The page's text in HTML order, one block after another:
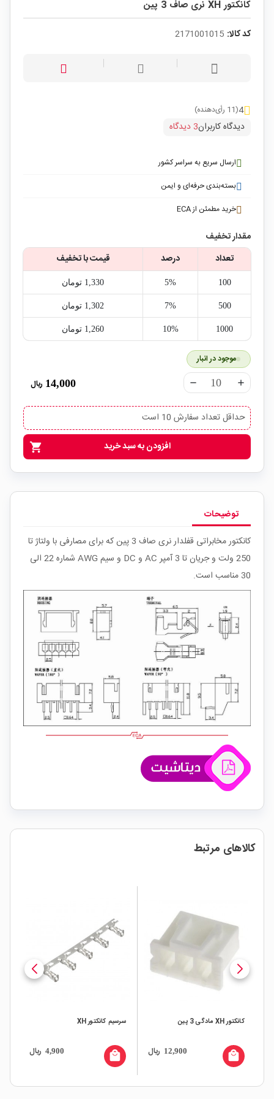
کانکتور XH نری صاف 3 پین
کد کالا: 2171001015
4(11 رأی‌دهنده)
دیدگاه کاربران3 دیدگاه
ارسال سریع به سراسر کشور
بسته‌بندی حرفه‌ای و ایمن
خرید مطمئن از ECA
مقدار تخفیف
تعداد
درصد قیمت با تخفیف
100
5% 1,330‎ تومان
500
7% 1,302‎ تومان
1000
10% 1,260‎ تومان
موجود در انبار
remove add
14,000 ریال
حداقل تعداد سفارش 10 است
shopping_cart افزودن به سبد خرید
توضیحات
کانکتور مخابراتی قفلدار نری صاف 3 پین که برای مصارفی با ولتاژ تا
250 ولت و جریان تا 3 آمپر AC و DC و سیم AWG شماره 22 الی
30 مناسب است.
کالاهای مرتبط
کانکتور XH مادگی 3 پین
12,900 ریال local_mall
سرسیم کانکتور XH
4,900 ریال local_mall